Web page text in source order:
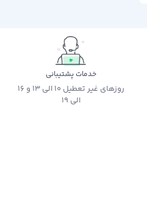
خدمات پشتیبانی
روزهای غیر تعطیل 10 الی 13 و 16
الی 19